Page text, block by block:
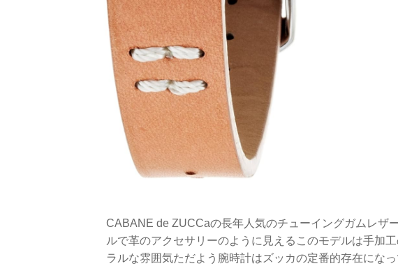
CABANE de ZUCCaの長年人気のチューイングガムレザ
ルで革のアクセサリーのように見えるこのモデルは手加
ラルな雰囲気ただよう腕時計はズッカの定番的存在にな